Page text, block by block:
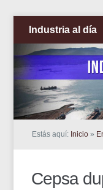
Industria al día
Estás aquí: Inicio »
Cepsa